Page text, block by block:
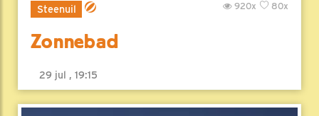
Steenuil 80x
920x
Zonnebad
29 jul , 19:15